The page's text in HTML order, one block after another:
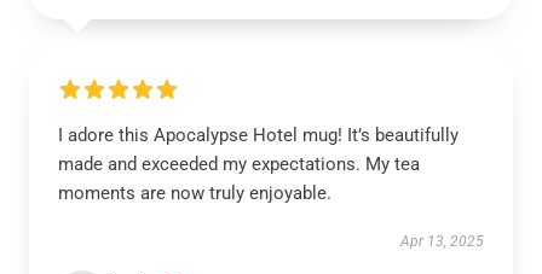
I adore this Apocalypse Hotel mug! It’s beautifully
made and exceeded my expectations. My tea
moments are now truly enjoyable.
Apr 13, 2025